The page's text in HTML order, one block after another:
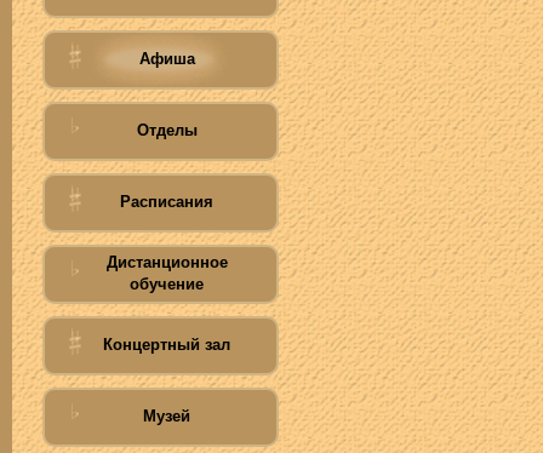
Афиша
Отделы
Расписания
Дистанционное
обучение
Концертный зал
Музей